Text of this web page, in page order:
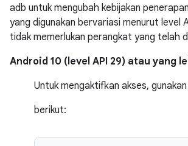
adb untuk mengubah kebijakan
yang digunakan bervariasi menurut level
tidak memerlukan perangkat yang telah
Android 10 (level API 29) atau yang
Untuk mengaktifkan akses,
berikut: